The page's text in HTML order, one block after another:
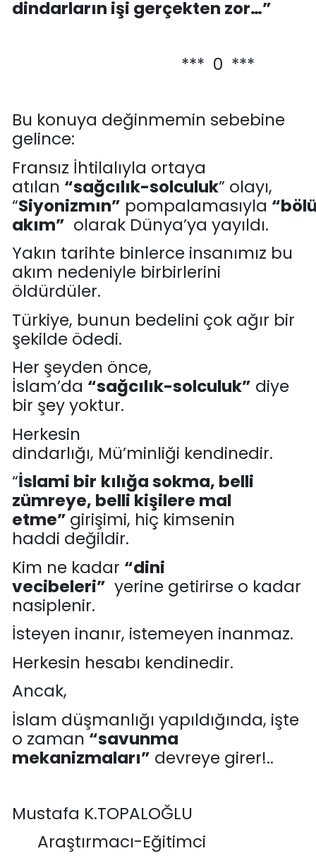
dindarların işi gerçekten zor…”
*** 0 ***
Bu konuya değinmemin sebebine
gelince:
Fransız İhtilalıyla ortaya
atılan “sağcılık-solculuk” olayı,
“Siyonizmın” pompalamasıyla “
akım” olarak Dünya’ya yayıldı.
Yakın tarihte binlerce insanımız bu
akım nedeniyle birbirlerini
öldürdüler.
Türkiye, bunun bedelini çok ağır bir
şekilde ödedi.
Her şeyden önce,
İslam’da “sağcılık-solculuk” diye
bir şey yoktur.
Herkesin
dindarlığı, Mü’minliği kendinedir.
“İslami bir kılığa sokma, belli
zümreye, belli kişilere mal
etme” girişimi, hiç kimsenin
haddi değildir.
Kim ne kadar “dini
vecibeleri” yerine getirirse o kadar
nasiplenir.
İsteyen inanır, istemeyen inanmaz.
Herkesin hesabı kendinedir.
Ancak,
İslam düşmanlığı yapıldığında, işte
o zaman “savunma
mekanizmaları” devreye girer!..
Mustafa K.TOPALOĞLU
Araştırmacı-Eğitimci